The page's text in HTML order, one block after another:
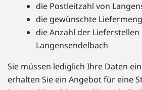
die Postleitzahl von
die gewünschte
die Anzahl der Lieferstellen
Langensendelbach
Sie müssen lediglich Ihre Daten
erhalten Sie ein Angebot für eine